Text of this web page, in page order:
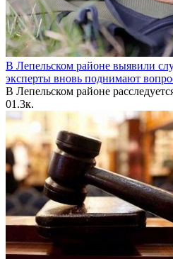
В Лепельском районе выявили
эксперты вновь поднимают
В Лепельском районе
01.3к.